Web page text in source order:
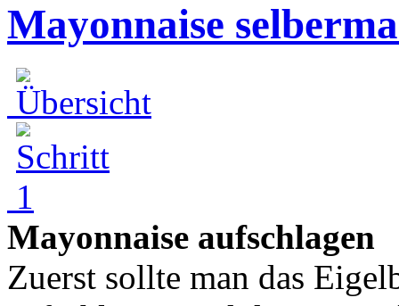
Mayonnaise
Mayonnaise aufschlagen
Zuerst sollte man das